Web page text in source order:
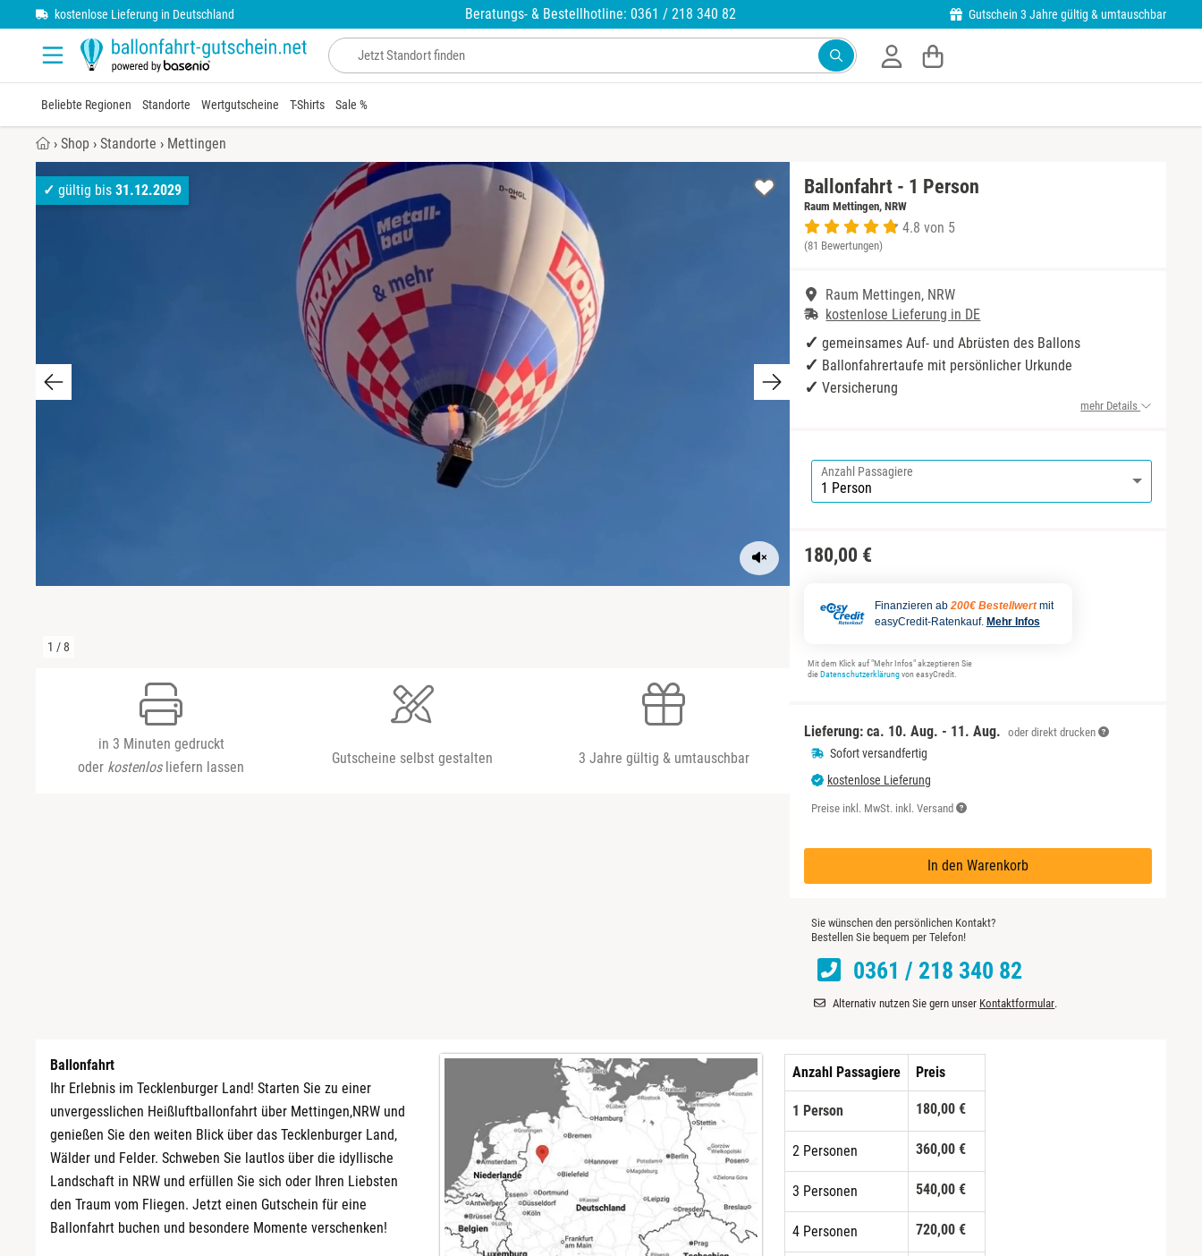
kostenlose Lieferung in Deutschland Beratungs- & Bestellhotline: 0361 / 218 340 82 Gutschein 3 Jahre gültig & umtauschbar
Beliebte Regionen Standorte Wertgutscheine T-Shirts Sale %
› Shop › Standorte › Mettingen
✓ gültig bis 31.12.2029
1 /8
in 3 Minuten gedruckt
oder kostenlosliefern lassen
Gutscheine selbst gestalten 3 Jahre gültig & umtauschbar
Ballonfahrt - 1 Person
Raum Mettingen, NRW
4.8 von 5
(81 Bewertungen)
Raum Mettingen, NRW
kostenlose Lieferung in DE
gemeinsames Auf- und Abrüsten des Ballons
Ballonfahrertaufe mit persönlicher Urkunde
Versicherung
mehr Details
Anzahl Passagiere
180,00 €
Finanzieren ab 200€ Bestellwert mit
easyCredit-Ratenkauf. Mehr Infos
Mit dem Klick auf "Mehr Infos" akzeptieren Sie
dieDatenschutzerklärungvon easyCredit.
Lieferung: ca. 10. Aug. - 11. Aug. oder direkt drucken
Sofort versandfertig
kostenlose Lieferung
Preise inkl. MwSt. inkl. Versand
In den Warenkorb
Sie wünschen den persönlichen Kontakt?
Bestellen Sie bequem per Telefon!
0361 / 218 340 82
Alternativ nutzen Sie gern unser Kontaktformular.
Ballonfahrt
Ihr Erlebnis im Tecklenburger Land! Starten Sie zu einer
unvergesslichen Heißluftballonfahrt über Mettingen,NRW und
genießen Sie den weiten Blick über das Tecklenburger Land,
Wälder und Felder. Schweben Sie lautlos über die idyllische
Landschaft in NRW und erfüllen Sie sich oder Ihren Liebsten
den Traum vom Fliegen. Jetzt einen Gutschein für eine
Ballonfahrt buchen und besondere Momente verschenken!
Anzahl Passagiere Preis
1 Person 180,00 €
2 Personen 360,00 €
3 Personen 540,00 €
4 Personen 720,00 €
Baden-Württemberg
Berlin
Brandenburg
Mecklenburg-Vorpommern
Ammersee
Bodensee
Fränkische Schweiz
Ablauf einer Ballonfahrt
Ballonfahrertaufe